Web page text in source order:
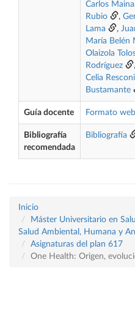
Carlos
Rubio
,
Lama
,
María Belén
Olaizola
Rodríguez
,
Celia
Bustamante
Guía docente Formato web
Bibliografía
recomendada
Bibliografía
Inicio
Máster Universitario en
Salud Ambiental, Humana y
Asignaturas del plan 617
One Health: Origen,